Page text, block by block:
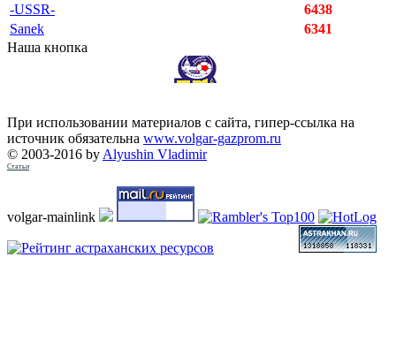
-USSR-
6438
Sanek
6341
Наша кнопка
При использовании материалов с сайта, гипер-ссылка на
источник обязательна www.volgar-gazprom.ru
© 2003-2016 by Alyushin Vladimir
Статьи
volgar-mainlink